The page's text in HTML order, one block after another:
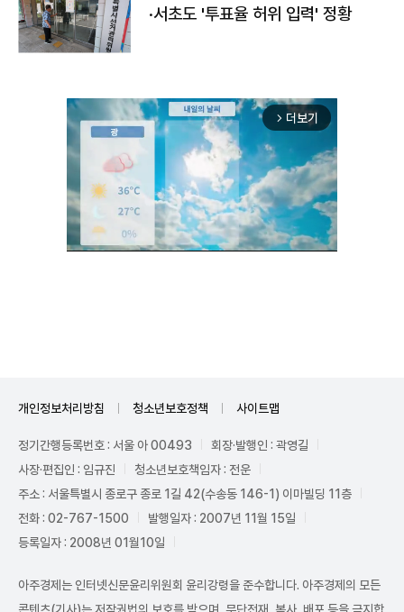
·서초도 '투표율 허위 입력' 정황
arrow_forward_ios 더보기
개인정보처리방침 청소년보호정책 사이트맵
정기간행등록번호 : 서울 아 00493
회장·발행인 : 곽영길
사장·편집인 : 임규진
청소년보호책임자 : 전운
주소 : 서울특별시 종로구 종로 1길 42(수송동 146-1) 이마빌딩 11층
전화 : 02-767-1500
발행일자 : 2007년 11월 15일
등록일자 : 2008년 01월10일
아주경제는 인터넷신문윤리위원회 윤리강령을 준수합니다. 아주경제의 모든
콘텐츠(기사)는 저작권법의 보호를 받으며, 무단전재, 복사, 배포 등을 금지합